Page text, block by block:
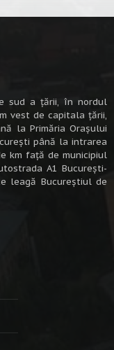
sud a ţării, în nordul
vest de capitala țării,
la Primăria Orașului
până la intrarea
km faţă de municipiul
A1 Bucureşti-
leagă Bucureştiul de